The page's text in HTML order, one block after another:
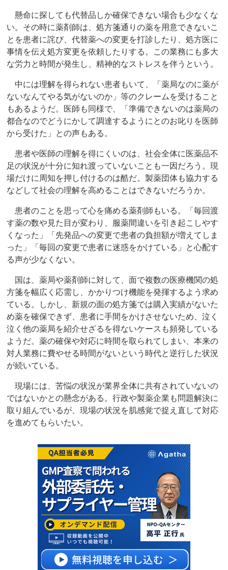
懸命に探しても代替品しか確保できない場合も少なくな
い。その時に薬剤師は、処方箋通りの薬を用意できないこ
とを患者に詫び、代替薬への変更を打診したり、処方医に
事情を伝え処方変更を依頼したりする。この業務にも多大
な労力と時間が発生し、精神的なストレスを伴うという。
中には理解を得られない患者もいて、「薬局なのに薬が
ないなんてやる気がないのか」等のクレームを受けること
もあるようだ。医師も同様で、「準備できないのは薬局の
都合なのでどうにかして調達するようにとのお叱りを医師
から受けた」との声もある。
患者や医師の理解を得にくいのは、社会全体に医薬品不
足の状況が十分に知れ渡っていないことも一因だろう。現
場だけに周知を押し付けるのは酷だ。製薬団体も協力する
などして社会の理解を高めることはできないだろうか。
患者のことを思って心を痛める薬剤師もいる。「毎回渡
す薬の数や見た目が変わり、服薬間違いを引き起こしやす
くなった」「先発品への変更で患者の負担額が増えてしま
った」「毎回の変更で患者に迷惑をかけている」と心配す
る声が少なくない。
国は、薬局や薬剤師に対して、面で複数の医療機関の処
方箋を幅広く応需し、かかりつけ機能を発揮するよう求め
ている。しかし、新規の面の処方箋では購入実績がないた
め薬を確保できず、患者に手間をかけさせないため、泣く
泣く他の薬局を紹介せざるを得ないケースも頻発している
ようだ。薬の確保や対応に時間を取られてしまい、本来の
対人業務に費やせる時間がないという時代と逆行した状況
が続いている。
現場には、苦悩の状況が業界全体に共有されていないの
ではないかとの懸念がある。行政や製薬企業も問題解決に
取り組んでいるが、現場の状況を肌感覚で捉え直して対応
を進めてもらいたい。